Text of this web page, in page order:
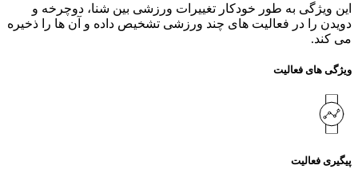
این ویژگی به طور خودکار تغییرات ورزشی بین شنا، دوچرخه و
دویدن را در فعالیت‌ های چند ورزشی تشخیص داده و آن ها را ذخیره
می کند.
ویژگی های فعالیت
پیگیری فعالیت